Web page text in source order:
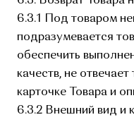
6.3.1 Под товаром
подразумевается
обеспечить
качеств, не
карточке Товара и
6.3.2 Внешний вид и